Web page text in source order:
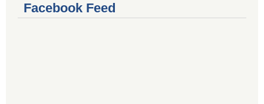
Facebook Feed